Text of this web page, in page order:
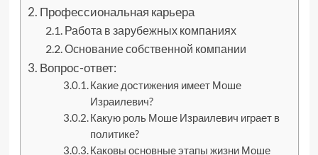
Профессиональная карьера
Работа в зарубежных компаниях
Основание собственной компании
Вопрос-ответ:
Какие достижения имеет Моше
Израилевич?
Какую роль Моше Израилевич играет в
политике?
Каковы основные этапы жизни Моше